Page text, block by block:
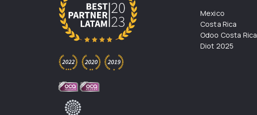
Mexico
Costa Rica
Odoo Costa Rica
Diot 2025